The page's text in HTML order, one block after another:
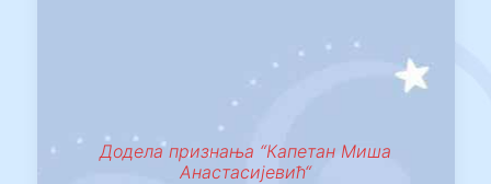
Додела признања “Капетан Миша
Анастасијевић“